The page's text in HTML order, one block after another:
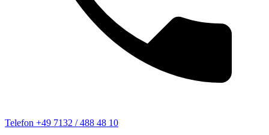
Telefon +49 7132 / 488 48 10